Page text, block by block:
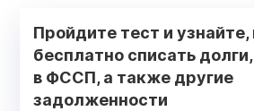
Пройдите тест и узнайте,
бесплатно списать
в ФССП, а также другие
задолженности